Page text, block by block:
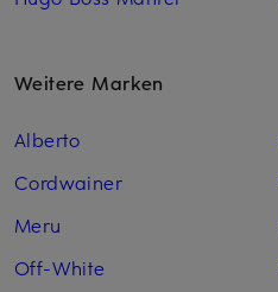
Weitere Marken
Alberto
Cordwainer
Meru
Off-White